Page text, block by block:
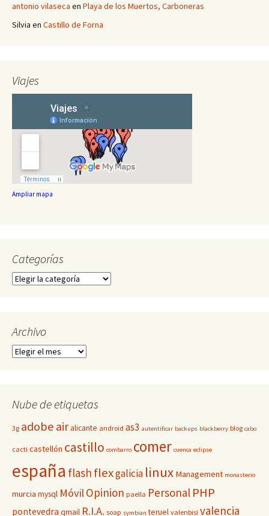
antonio vilaseca en Playa de los Muertos, Carboneras
Silvia en Castillo de Forna
Viajes
Ampliar mapa
Categorías
Categorías
Archivo
Archivo
Nube de etiquetas
3g adobe airalicante android as3 autentificar backups blackberry blog cabo
cacti castellón castillo combarro comer cuenca eclipse
españa flash flexgalicia linux Management monasterio
murcia mysql MóvilOpinion paella Personal PHP
pontevedra qmail R.I.A. soap symbian teruel valenbisi valencia